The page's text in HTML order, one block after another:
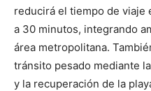
reducirá el tiempo de viaje
a 30 minutos, integrando
área metropolitana.
tránsito pesado mediante
y la recuperación de la